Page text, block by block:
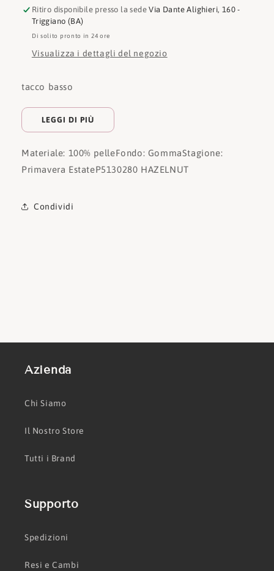
Ritiro disponibile presso la sedeVia Dante Alighieri, 160 -
Triggiano (BA)
Di solito pronto in 24 ore
Visualizza i dettagli del negozio
tacco basso
LEGGI DI PIÙ
Materiale: 100% pelleFondo: GommaStagione:
Primavera EstateP5130280 HAZELNUT
Condividi
Azienda
Chi Siamo
Il Nostro Store
Tutti i Brand
Supporto
Spedizioni
Resi e Cambi